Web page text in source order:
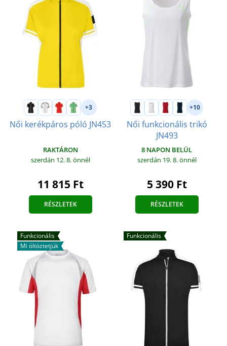
+3
Női kerékpáros póló JN453
RAKTÁRON
szerdán 12. 8.önnél
11 815 Ft
RÉSZLETEK
+10
Női funkcionális trikó
JN493
8 NAPON BELÜL
szerdán 19. 8.önnél
5 390 Ft
RÉSZLETEK
Funkcionális
Mi öltöztetjük
Funkcionális